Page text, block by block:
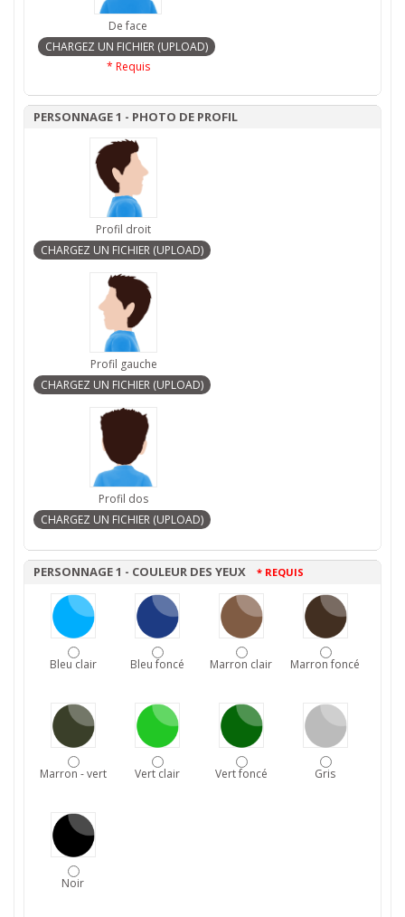
De face
* Requis
PERSONNAGE 1 - PHOTO DE PROFIL
Profil droit
Profil gauche
Profil dos
PERSONNAGE 1 - COULEUR DES YEUX * REQUIS
Bleu clair Bleu foncé Marron clair Marron foncé
Marron - vert Vert clair Vert foncé Gris
Noir